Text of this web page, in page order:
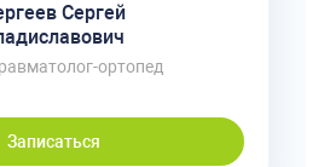
Сергей
ортопед
Записаться